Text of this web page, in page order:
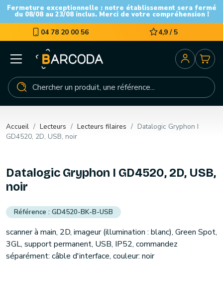
Fermeture exceptionnelle : notre établissement sera fermé
du 08/08 au 23/08 inclus. Merci de votre compréhension !
04 78 20 00 56 4,9 / 5
Accueil Lecteurs Lecteurs filaires
Datalogic Gryphon I
GD4520, 2D, USB, noir
Datalogic Gryphon I GD4520, 2D, USB,
noir
GD4520-BK-B-USB
scanner à main, 2D, imageur (illumination : blanc), Green Spot,
3GL, support permanent, USB, IP52, commandez
séparément: câble d'interface, couleur: noir